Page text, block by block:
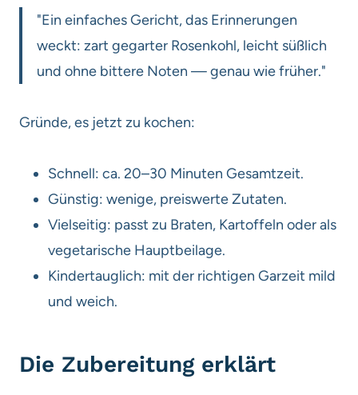
"Ein einfaches Gericht, das Erinnerungen
weckt: zart gegarter Rosenkohl, leicht süßlich
und ohne bittere Noten — genau wie früher."
Gründe, es jetzt zu kochen:
Schnell: ca. 20–30 Minuten Gesamtzeit.
Günstig: wenige, preiswerte Zutaten.
Vielseitig: passt zu Braten, Kartoffeln oder als
vegetarische Hauptbeilage.
Kindertauglich: mit der richtigen Garzeit mild
und weich.
Die Zubereitung erklärt